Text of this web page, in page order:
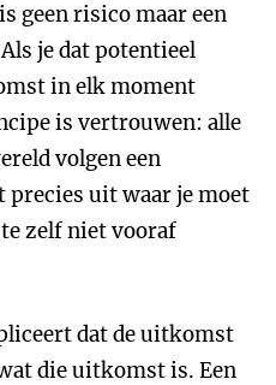
geen risico maar een
je dat potentieel
in elk moment
is vertrouwen: alle
volgen een
precies uit waar je moet
zelf niet vooraf
dat de uitkomst
die uitkomst is. Een